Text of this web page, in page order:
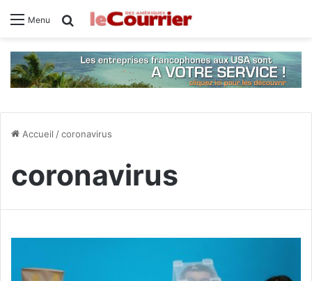
Menu Rechercher
Accueil /coronavirus
coronavirus